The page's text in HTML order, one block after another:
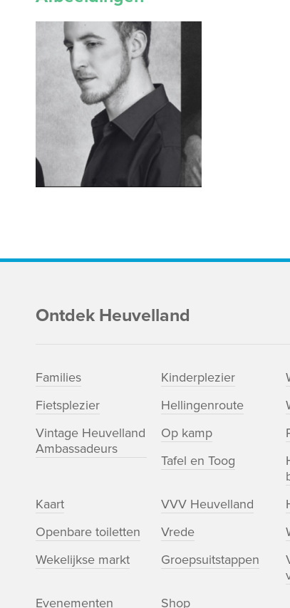
Ontdek Heuvelland
Families Kinderplezier
Fietsplezier
Hellingenroute
Vintage Heuvelland
Ambassadeurs
Op kamp
Tafel en Toog
Kaart
VVV Heuvelland
Openbare toiletten
Vrede
Wekelijkse markt
Groepsuitstappen
Evenementen
Shop